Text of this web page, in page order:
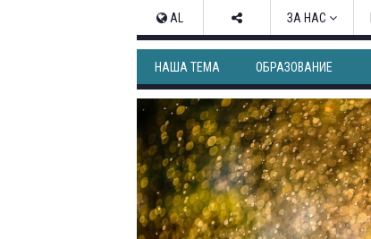
AL ЗА НАС
НАША ТЕМА ОБРАЗОВАНИЕ